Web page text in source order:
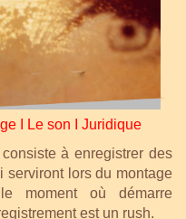
Le son
Juridique
à enregistrer des
lors du montage
moment où démarre
est un rush.